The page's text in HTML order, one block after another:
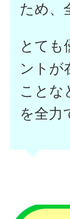
ため、
とても
ントが
ことな
を全力